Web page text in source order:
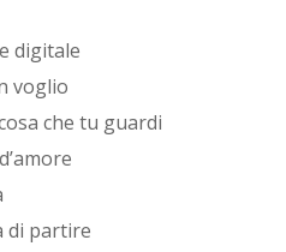
digitale
voglio
che tu guardi
di partire